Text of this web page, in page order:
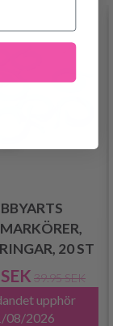
20 ST
39.95 SEK
upphör
08/2026